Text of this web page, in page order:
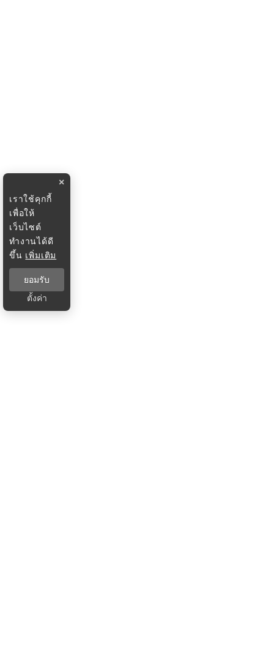
×
เราใช้คุกกี้
เพื่อให้
เว็บไซต์
ทำงานได้ดี
ขึ้น เพิ่มเติม
ยอมรับ
ตั้งค่า